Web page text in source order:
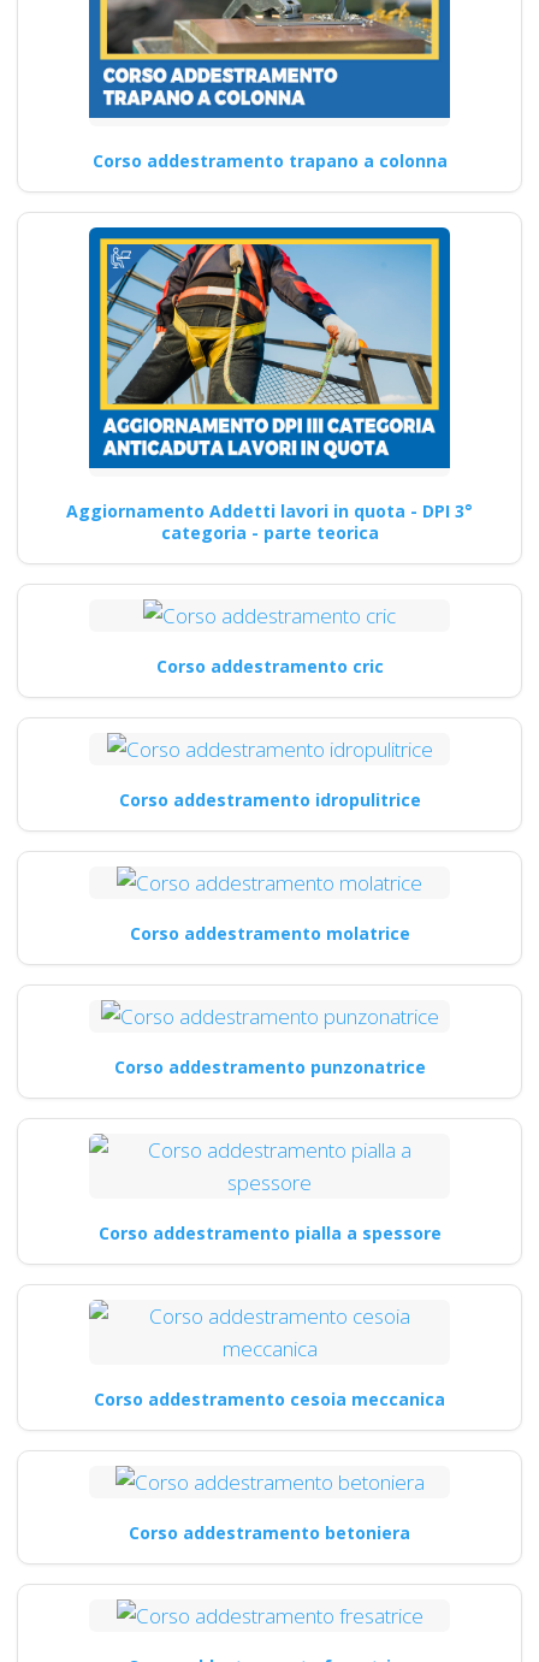
Corso addestramento trapano a colonna
Aggiornamento Addetti lavori in quota - DPI 3°
categoria - parte teorica
Corso addestramento cric
Corso addestramento idropulitrice
Corso addestramento molatrice
Corso addestramento punzonatrice
Corso addestramento pialla a spessore
Corso addestramento cesoia meccanica
Corso addestramento betoniera